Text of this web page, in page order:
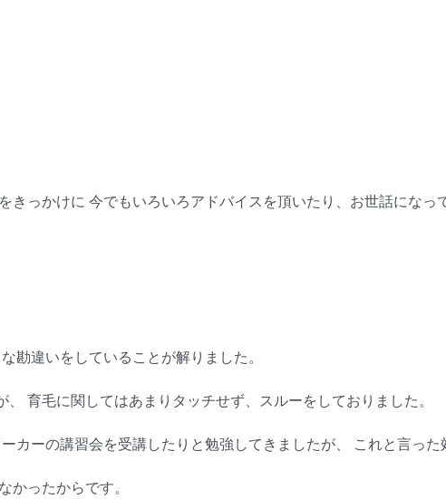
きっかけに 今でもいろいろアドバイスを頂いたり、お世話にな
勘違いをしていることが解りました。
育毛に関してはあまりタッチせず、スルーをしておりました。
カーの講習会を受講したりと勉強してきましたが、 これと言った
ったからです。